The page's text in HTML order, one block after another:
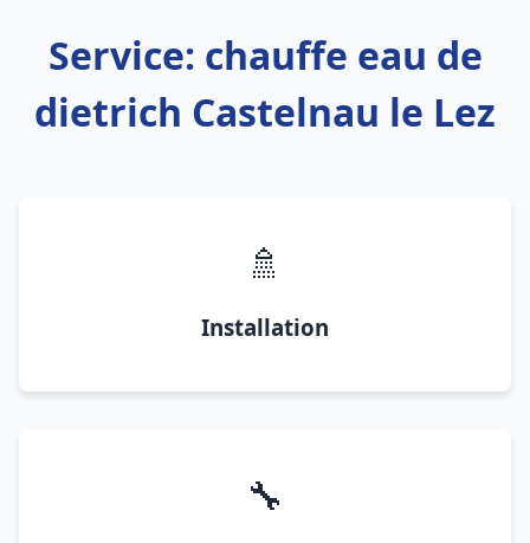
Service: chauffe eau de
dietrich Castelnau le Lez
🚿
Installation
🔧